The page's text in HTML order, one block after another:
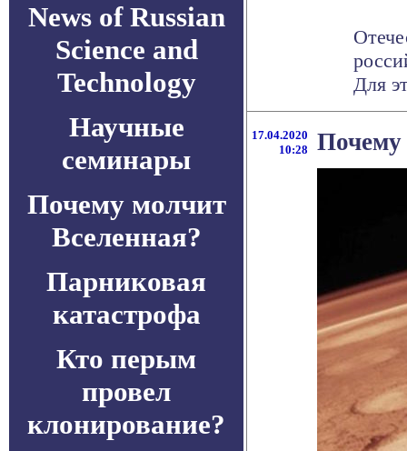
News of Russian
Science and
Technology
Научные
семинары
Почему молчит
Вселенная?
Парниковая
катастрофа
Кто перым
провел
клонирование?
Для
17.04.2020
10:28
Почему